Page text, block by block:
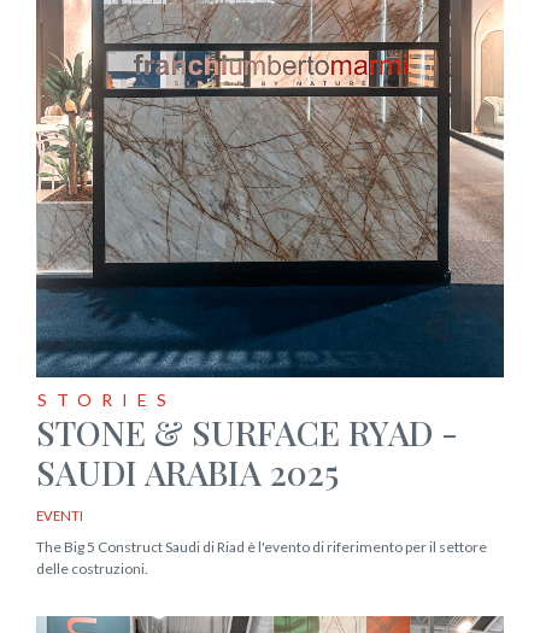
STORIES
STONE & SURFACE RYAD -
SAUDI ARABIA 2025
EVENTI
The Big 5 Construct Saudi di Riad è l'evento di riferimento per il settore
delle costruzioni.